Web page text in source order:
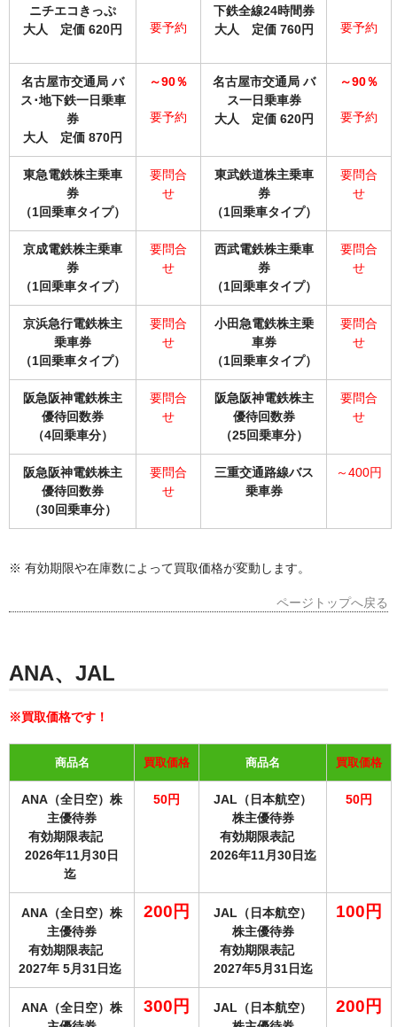
ニチエコきっぷ
大人 定価 620円
要予約
下鉄全線24時間券
大人 定価 760円
要予約
名古屋市交通局 バ
ス･地下鉄一日乗車
券
大人 定価 870円
～90％
要予約
名古屋市交通局 バ
ス一日乗車券
大人 定価 620円
～90％
要予約
東急電鉄株主乗車
券
（1回乗車タイプ）
要問合
せ
東武鉄道株主乗車
券
（1回乗車タイプ）
要問合
せ
京成電鉄株主乗車
券
（1回乗車タイプ）
要問合
せ
西武電鉄株主乗車
券
（1回乗車タイプ）
要問合
せ
京浜急行電鉄株主
乗車券
（1回乗車タイプ）
要問合
せ
小田急電鉄株主乗
車券
（1回乗車タイプ）
要問合
せ
阪急阪神電鉄株主
優待回数券
（4回乗車分）
要問合
せ
阪急阪神電鉄株主
優待回数券
（25回乗車分）
要問合
せ
阪急阪神電鉄株主
優待回数券
（30回乗車分）
要問合
せ
三重交通路線バス
乗車券
～400円
※ 有効期限や在庫数によって買取価格が変動します。
ページトップへ戻る
ANA、JAL
※買取価格です！
商品名 買取価格 商品名 買取価格
ANA（全日空）株
主優待券
有効期限表記
2026年11月30日
迄
50円
JAL（日本航空）
株主優待券
有効期限表記
2026年11月30日迄
50円
ANA（全日空）株
主優待券
有効期限表記
2027年 5月31日迄
200円
JAL（日本航空）
株主優待券
有効期限表記
2027年5月31日迄
100円
ANA（全日空）株
300円
JAL（日本航空）
200円